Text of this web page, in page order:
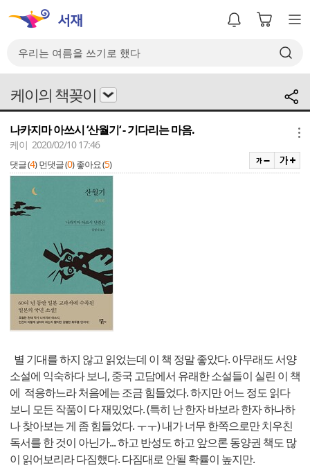
케이의 책꽂이
나카지마 아쓰시 ‘산월기‘ - 기다리는 마음.
케이 2020/02/10 17:46
댓글 (4) 먼댓글 (0) 좋아요 (5)
별 기대를 하지 않고 읽었는데 이 책 정말 좋았다. 아무래도 서양
소설에 익숙하다 보니, 중국 고담에서 유래한 소설들이 실린 이 책
에 적응하느라 처음에는 조금 힘들었다. 하지만 어느 정도 읽다
보니 모든 작품이 다 재밌었다. (특히 난 한자 바보라 한자 하나하
나 찾아보는 게 좀 힘들었다. ㅜㅜ) 내가 너무 한쪽으로만 치우친
독서를 한 것이 아닌가... 하고 반성도 하고 앞으론 동양권 책도 많
이 읽어보리라 다짐했다. 다짐대로 안될 확률이 높지만.